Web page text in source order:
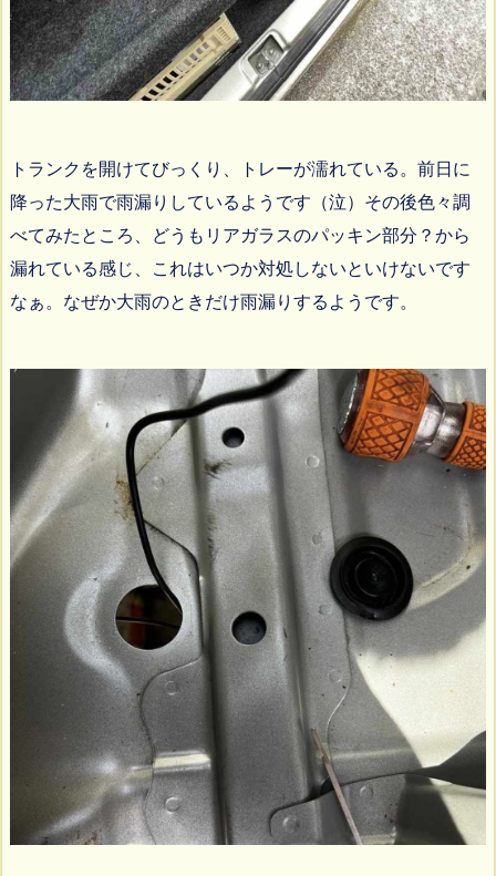
トランクを開けてびっくり、トレーが濡れている。前日に
降った大雨で雨漏りしているようです（泣）その後色々調
べてみたところ、どうもリアガラスのパッキン部分？から
漏れている感じ、これはいつか対処しないといけないです
なぁ。なぜか大雨のときだけ雨漏りするようです。